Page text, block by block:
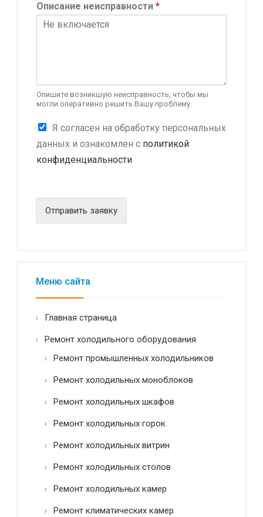
Описание неисправности *
Опишите возникшую неисправность, чтобы мы
могли оперативно решить Вашу проблему.
К
н
ф
е
н
с
т
*
Я согласен на обработку персональных
данных и ознакомлен с политикой
конфиденциальности
Отправить заявку
Меню сайта
Главная страница
Ремонт холодильного оборудования
Ремонт промышленных холодильников
Ремонт холодильных моноблоков
Ремонт холодильных шкафов
Ремонт холодильных горок
Ремонт холодильных витрин
Ремонт холодильных столов
Ремонт холодильных камер
Ремонт климатических камер